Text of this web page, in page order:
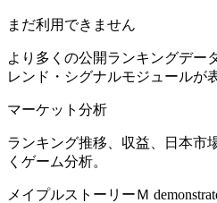
まだ利用できません
より多くの公開ランキングデー
レンド・シグナルモジュールが
マーケット分析
ランキング推移、収益、日本市
くゲーム分析。
メイプルストーリーＭ